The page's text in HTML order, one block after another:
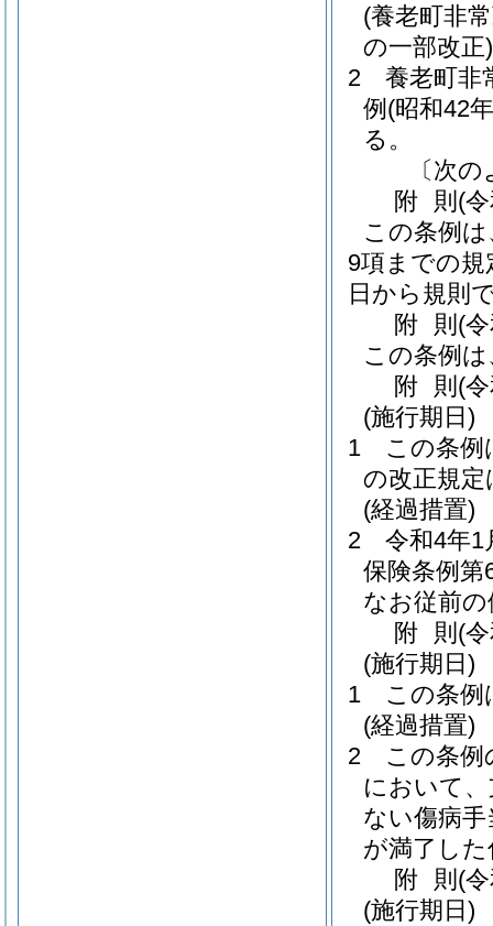
(養老町非
の一部改正)
2
養老町非
例 (昭和42
る。
〔次
附 則 (
この条例
9項までの規
日から規則
附 則 (
この条例
附 則 (
(施行期日)
1
この条例
の改正規
(経過措置)
2
令和4年1
保険条例
なお従前
附 則 (
(施行期日)
1
この条例
(経過措置)
2
この条例
において
ない傷病
が満了し
附 則 (
(施行期日)